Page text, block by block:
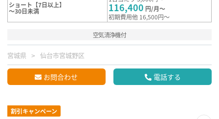
ショート【7日以上】
～30日未満 116,400 円/月～
初期費用他 16,500円～
空気清浄機付
宮城県 仙台市宮城野区
お問合わせ 電話する
割引キャンペーン